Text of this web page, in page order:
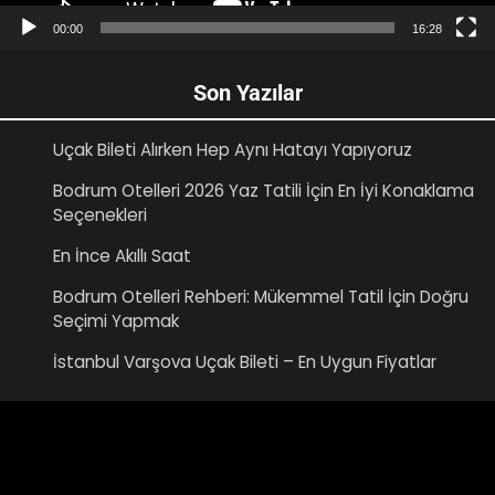
00:00 16:28
Son Yazılar
Uçak Bileti Alırken Hep Aynı Hatayı Yapıyoruz
Bodrum Otelleri 2026 Yaz Tatili İçin En İyi Konaklama
Seçenekleri
En İnce Akıllı Saat
Bodrum Otelleri Rehberi: Mükemmel Tatil İçin Doğru
Seçimi Yapmak
İstanbul Varşova Uçak Bileti – En Uygun Fiyatlar